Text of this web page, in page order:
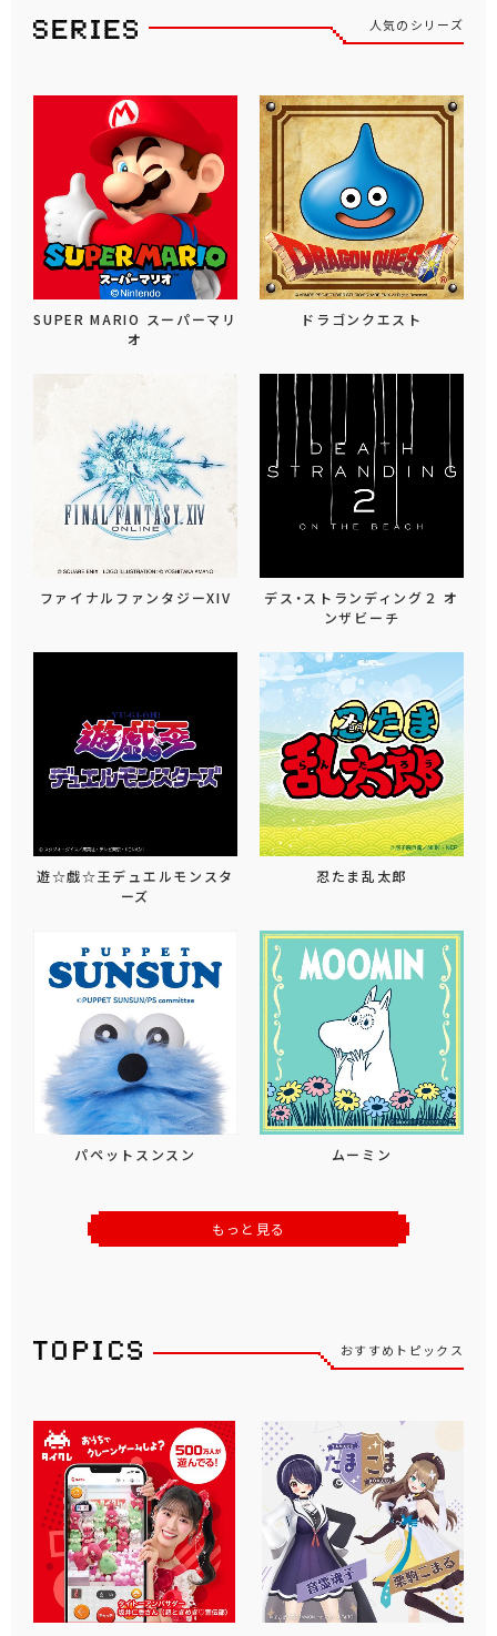
人気のシリーズ
SUPER MARIO スーパーマリ
オ
ドラゴンクエスト
ファイナルファンタジーXIV
デス・ストランディング２ オ
ンザビーチ
遊☆戯☆王デュエルモンスタ
ーズ
忍たま乱太郎
パペットスンスン ムーミン
もっと見る
おすすめトピックス